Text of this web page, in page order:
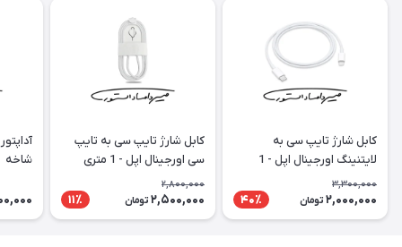
کابل شارژ تایپ سی به
لایتنینگ اورجینال اپل - 1
متری (تو جعبه ای)
3,300,000
2,000,000 تومان 40٪
کابل شارژ تایپ سی به تایپ
سی اورجینال اپل - 1 متری
(کنفی) - تو جعبه ای
2,800,000
2,500,000 تومان 11٪
شاخه